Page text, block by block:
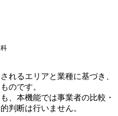
れるエリアと業種に基づき、
のです。
、本機能では事業者の比較・
判断は行いません。